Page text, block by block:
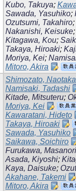
Kubo, Takuya;
Sawada, Yasuhiko;
Ozutsumi, Takahiro;
Nakanishi, Keisuke;
Kitagawa, Kou;
Takaya, Hiroaki;
Moriya, Kei;
Mitoro, Akira
Shimozato, Naotaka
Namisaki, Tadashi
Kitade, Mitsuteru;
Moriya, Kei
Kawaratani, Hideto
Takaya, Hiroaki
Sawada, Yasuhiko
Saikawa, Soichiro
Furukawa, Masanori
Asada, Kiyoshi;
Kaya, Daisuke;
Akahane, Takemi
Mitoro, Akira